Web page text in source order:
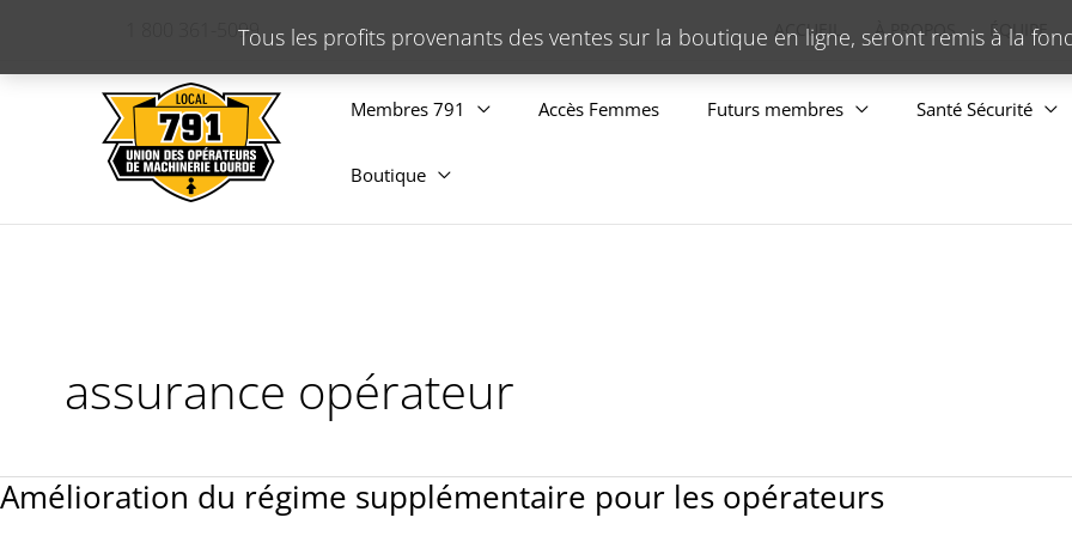
Tous les profits provenants des ventes sur la boutique en ligne, seront remis à la
contenu
1 800 361-5099 ACCUEIL À PROPOS ÉQUIPE
Membres 791 Accès Femmes Futurs membres Santé Sécurité
Boutique
assurance opérateur
Amélioration du régime supplémentaire pour les opérateurs